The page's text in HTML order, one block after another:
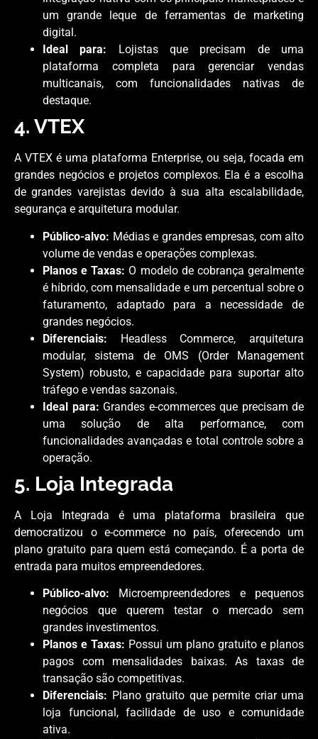
um grande leque de ferramentas de marketing
digital.
Ideal para: Lojistas que precisam de uma
plataforma completa para gerenciar vendas
multicanais, com funcionalidades nativas de
destaque.
4. VTEX
A VTEX é uma plataforma Enterprise, ou seja, focada em
grandes negócios e projetos complexos. Ela é a escolha
de grandes varejistas devido à sua alta escalabilidade,
segurança e arquitetura modular.
Público-alvo: Médias e grandes empresas, com alto
volume de vendas e operações complexas.
Planos e Taxas: O modelo de cobrança geralmente
é híbrido, com mensalidade e um percentual sobre o
faturamento, adaptado para a necessidade de
grandes negócios.
Diferenciais: Headless Commerce, arquitetura
modular, sistema de OMS (Order Management
System) robusto, e capacidade para suportar alto
tráfego e vendas sazonais.
Ideal para: Grandes e-commerces que precisam de
uma solução de alta performance, com
funcionalidades avançadas e total controle sobre a
operação.
5. Loja Integrada
A Loja Integrada é uma plataforma brasileira que
democratizou o e-commerce no país, oferecendo um
plano gratuito para quem está começando. É a porta de
entrada para muitos empreendedores.
Público-alvo: Microempreendedores e pequenos
negócios que querem testar o mercado sem
grandes investimentos.
Planos e Taxas: Possui um plano gratuito e planos
pagos com mensalidades baixas. As taxas de
transação são competitivas.
Diferenciais: Plano gratuito que permite criar uma
loja funcional, facilidade de uso e comunidade
ativa.